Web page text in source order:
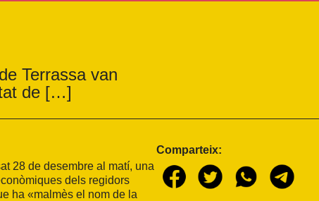
Terrassa van
de […]
28 de desembre al matí, una
dels regidors
ha «malmès el nom de la
Comparteix: